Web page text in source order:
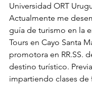
Universidad ORT
Actualmente me
guía de turismo en la
Tours en Cayo Santa
promotora en RR.SS.
destino turístico.
impartiendo clases de